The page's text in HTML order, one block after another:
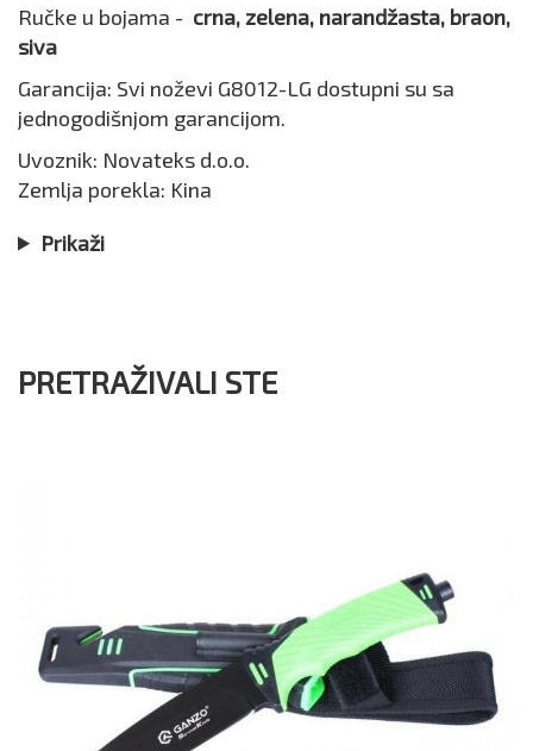
Ručke u bojama - crna, zelena, narandžasta, braon,
siva
Garancija: Svi noževi G8012-LG dostupni su sa
jednogodišnjom garancijom.
Uvoznik: Novateks d.o.o.
Zemlja porekla: Kina
Prikaži
PRETRAŽIVALI STE